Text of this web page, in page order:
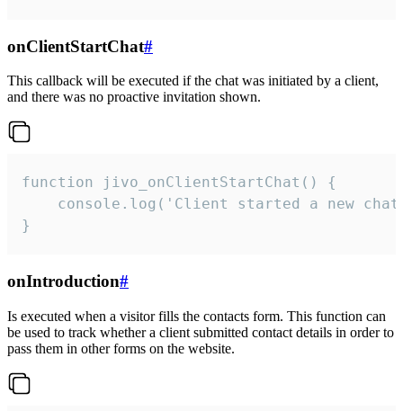
onClientStartChat#
This callback will be executed if the chat was initiated by a client,
and there was no proactive invitation shown.
function jivo_onClientStartChat() {
console.log('Client started a new
}
onIntroduction#
Is executed when a visitor fills the contacts form. This function can
be used to track whether a client submitted contact details in order to
pass them in other forms on the website.